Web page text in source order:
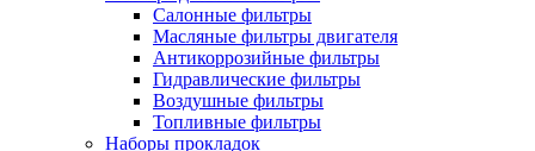
Салонные фильтры
Масляные фильтры двигателя
Антикоррозийные фильтры
Гидравлические фильтры
Воздушные фильтры
Топливные фильтры
Наборы прокладок